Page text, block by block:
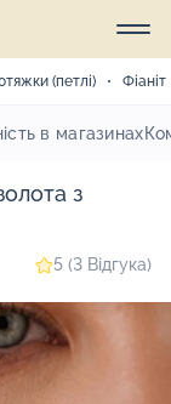
(петлі) Фіаніт
в магазинах
з
5 (3 Відгука)